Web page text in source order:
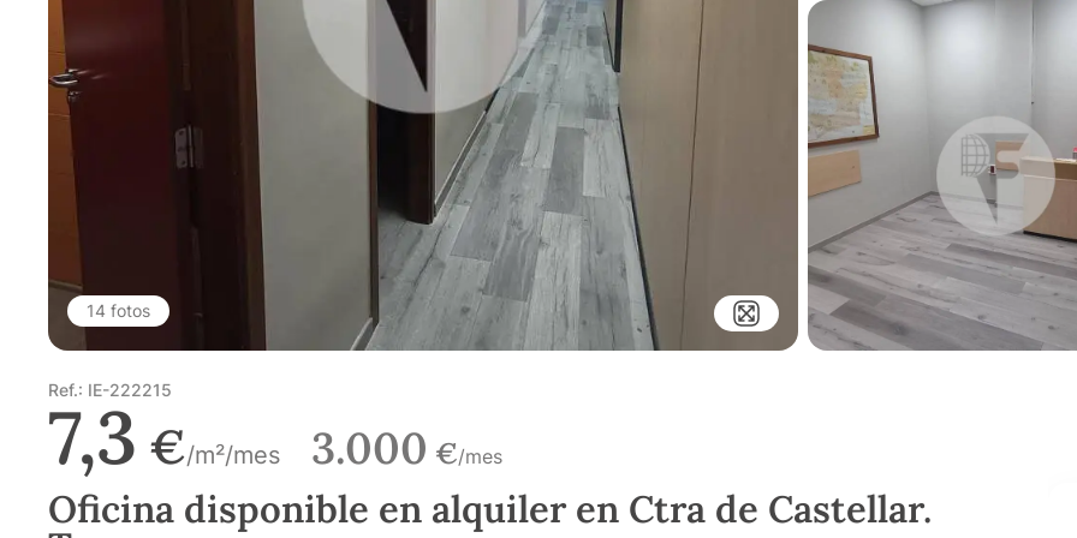
14 fotos
Ref.: IE-222215
7,3 €/m²/mes 3.000 €/mes
Oficina disponible en alquiler en Ctra de Castellar.